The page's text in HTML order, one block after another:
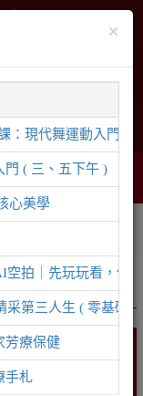
網頁選單
0
×
：現代舞運動入門 (
門 ( 三、五下午 )
心美學
空拍｜先玩玩看，你
采第三人生 ( 零基礎
芳療保健
手札